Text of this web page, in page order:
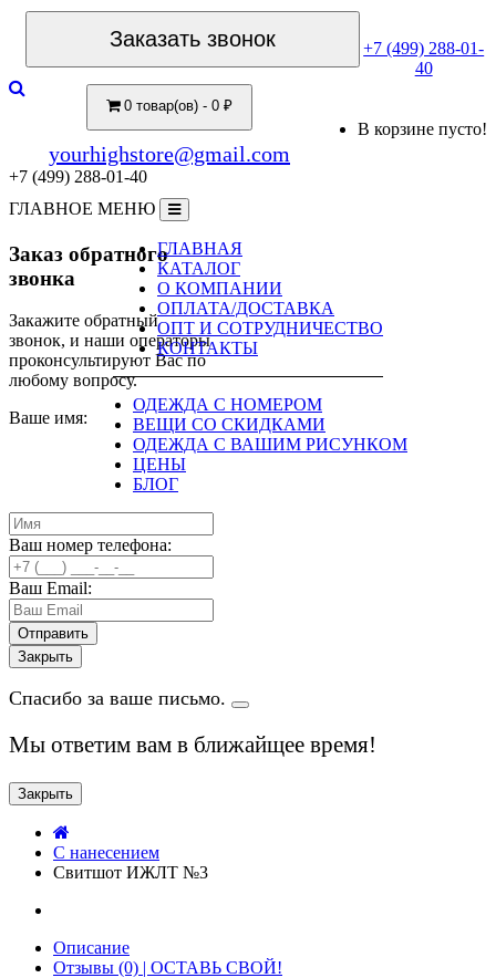
Заказать звонок
+7 (499) 288-01-
40
0 товар(ов) - 0 ₽
В корзине пусто!
yourhighstore@gmail.com
+7 (499) 288-01-40
ГЛАВНОЕ МЕНЮ
ГЛАВНАЯ
КАТАЛОГ
О КОМПАНИИ
ОПЛАТА/ДОСТАВКА
ОПТ И СОТРУДНИЧЕСТВО
КОНТАКТЫ
ОДЕЖДА С НОМЕРОМ
ВЕЩИ СО СКИДКАМИ
ОДЕЖДА С ВАШИМ РИСУНКОМ
ЦЕНЫ
БЛОГ
Заказ обратного
звонка
Закажите обратный
звонок, и наши операторы
проконсультируют Вас по
любому вопросу.
Ваше имя:
Ваш номер телефона:
Ваш Email:
Закрыть
Спасибо за ваше письмо.
Мы ответим вам в ближайщее время!
Закрыть
C нанесением
Свитшот ИЖЛТ №3
Описание
Отзывы (0) | ОСТАВЬ СВОЙ!